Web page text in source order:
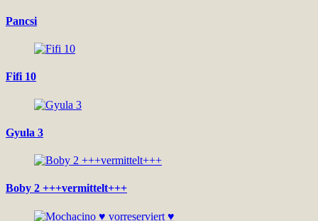
Pancsi
Fifi 10
Gyula 3
Boby 2 +++vermittelt+++